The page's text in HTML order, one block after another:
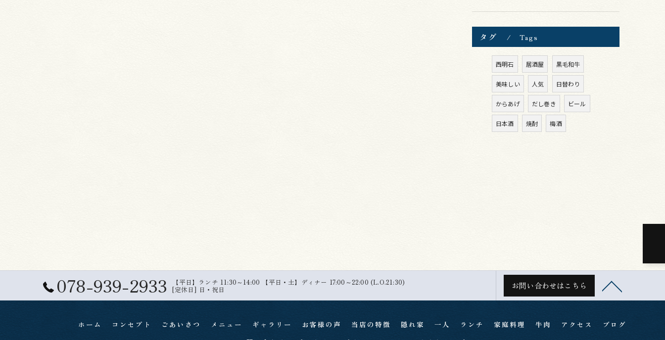
タグ Tags
西明石 居酒屋 黒毛和牛
美味しい 人気 日替わり
からあげ だし巻き ビール
日本酒 焼酎 梅酒
078-939-2933 【平日】ランチ 11:30～14:00 【平日・土】ディナー 17:00～22:00 (L.O.21:30)
[定休日] 日・祝日 お問い合わせはこちら
ホーム コンセプト ごあいさつ メニュー ギャラリー お客様の声 当店の特徴 隠れ家 一人 ランチ 家庭料理 牛肉 アクセス
ブログ